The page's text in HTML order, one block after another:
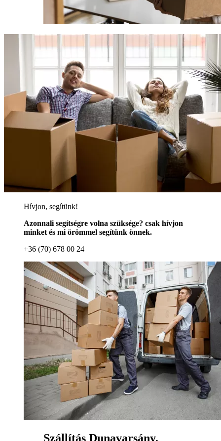
Hívjon, segítünk!
Azonnali segítségre volna szüksége? csak hívjon
minket és mi örömmel segítünk önnek.
+36 (70) 678 00 24
Szállítás Dunavarsány,